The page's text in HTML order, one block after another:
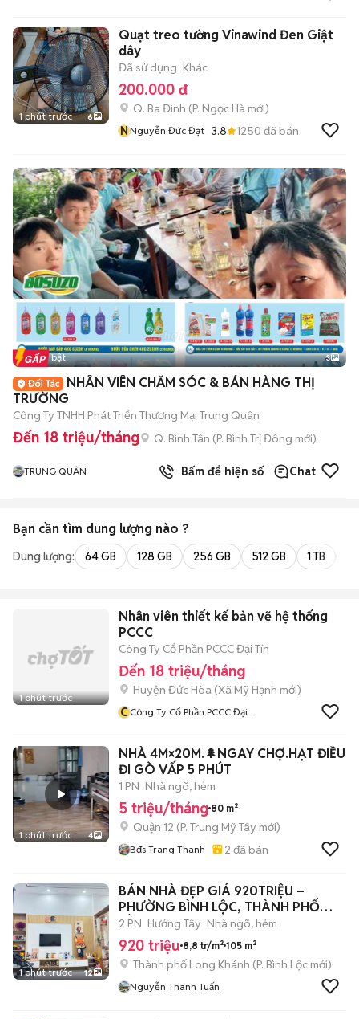
1 phút trước 6
Quạt treo tường Vinawind Đen Giật
dây
Đã sử dụng Khác
200.000 đ
Q. Ba Đình (P. Ngọc Hà mới)
NNguyễn Đức Đạt 3.8 1250 đã bán
Tin nổi bật 3
NHÂN VIÊN CHĂM SÓC & BÁN HÀNG THỊ
TRƯỜNG
Công Ty TNHH Phát Triển Thương Mại Trung Quân
Đến 18 triệu/tháng Q. Bình Tân (P. Bình Trị Đông mới)
TRUNG QUÂN Bấm để hiện số Chat
Bạn cần tìm dung lượng nào ?
Dung lượng: 64 GB 128 GB 256 GB 512 GB 1 TB
1 phút trước
Nhân viên thiết kế bản vẽ hệ thống
PCCC
Công Ty Cổ Phần PCCC Đại Tín
Đến 18 triệu/tháng
Huyện Đức Hòa (Xã Mỹ Hạnh mới)
CCông Ty Cổ Phần PCCC Đại
1 phút trước 4
NHÀ 4M×20M.🌲NGAY CHỢ.HẠT ĐIỀU
ĐI GÒ VẤP 5 PHÚT
1 PN Nhà ngõ, hẻm
5 triệu/tháng 80 m²
Quận 12 (P. Trung Mỹ Tây mới)
Bđs Trang Thanh 2 đã bán
1 phút trước 12
BÁN NHÀ ĐẸP GIÁ 920TRIỆU –
PHƯỜNG BÌNH LỘC, THÀNH PHỐ
ĐỒNG NAI
2 PN Hướng Tây Nhà ngõ, hẻm
920 triệu 8,8 tr/m² 105 m²
Thành phố Long Khánh (P. Bình Lộc mới)
Nguyễn Thanh Tuấn